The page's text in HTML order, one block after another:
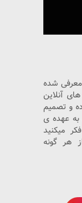
شده
آنلاین
و تصمیم
به عهده ی
میکنید
هر گونه